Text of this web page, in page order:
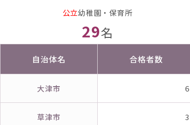
公立幼稚園・保育所
29名
自治体名 合格者数
大津市 6
草津市 3